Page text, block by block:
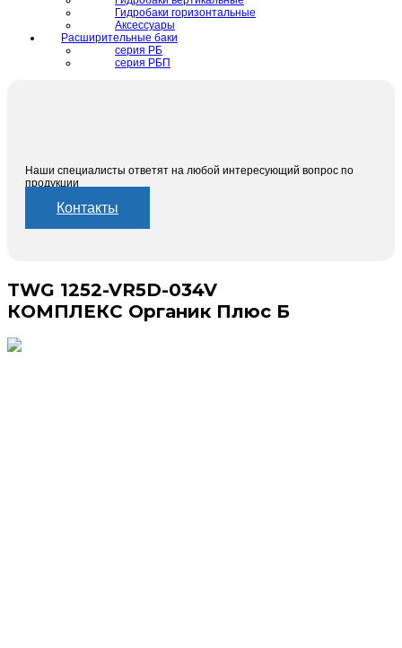
Гидробаки горизонтальные
Аксессуары
Расширительные баки
серия РБ
серия РБП
Наши специалисты ответят на любой интересующий вопрос по
продукции
Контакты
TWG 1252-VR5D-034V
КОМПЛЕКС Органик Плюс Б